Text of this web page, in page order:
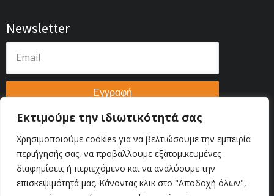
Εκτιμούμε την ιδιωτικότητά σας
Χρησιμοποιούμε cookies για να βελτιώσουμε την εμπειρία
περιήγησής σας, να προβάλλουμε εξατομικευμένες
διαφημίσεις ή περιεχόμενο και να αναλύουμε την
επισκεψιμότητά μας. Κάνοντας κλικ στο "Αποδοχή όλων",
Newsletter
Εγγραφή
© 2026 AutoTecExpo . All Rights Reserved. | Web Development
Πολιτική Απορρήτου